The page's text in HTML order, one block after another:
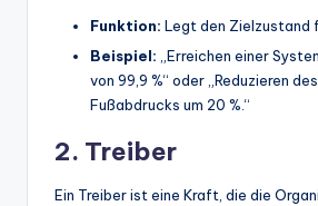
Funktion: Legt den Zielzustand
Beispiel: „Erreichen einer
von 99,9 %“ oder „Reduzieren
Fußabdrucks um 20 %.“
2. Treiber
Ein Treiber ist eine Kraft, die die